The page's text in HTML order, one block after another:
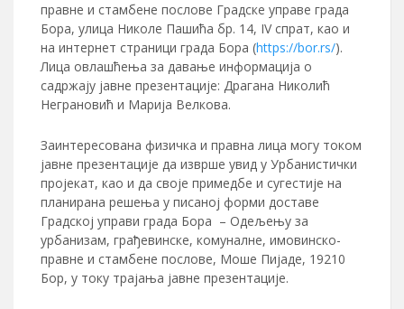
правне и стамбене послове Градске управе града
Бора, улица Николе Пашића бр. 14, IV спрат, као и
на интернет страници града Бора (https://bor.rs/).
Лица овлашћења за давање информација о
садржају јавне презентације: Драгана Николић
Неграновић и Марија Велкова.
Заинтересована физичка и правна лица могу током
јавне презентације да изврше увид у Урбанистички
пројекат, као и да своје примедбе и сугестије на
планирана решења у писаној форми доставе
Градској управи града Бора – Одељењу за
урбанизам, грађевинске, комуналне, имовинско-
правне и стамбене послове, Моше Пијаде, 19210
Бор, у току трајања јавне презентације.